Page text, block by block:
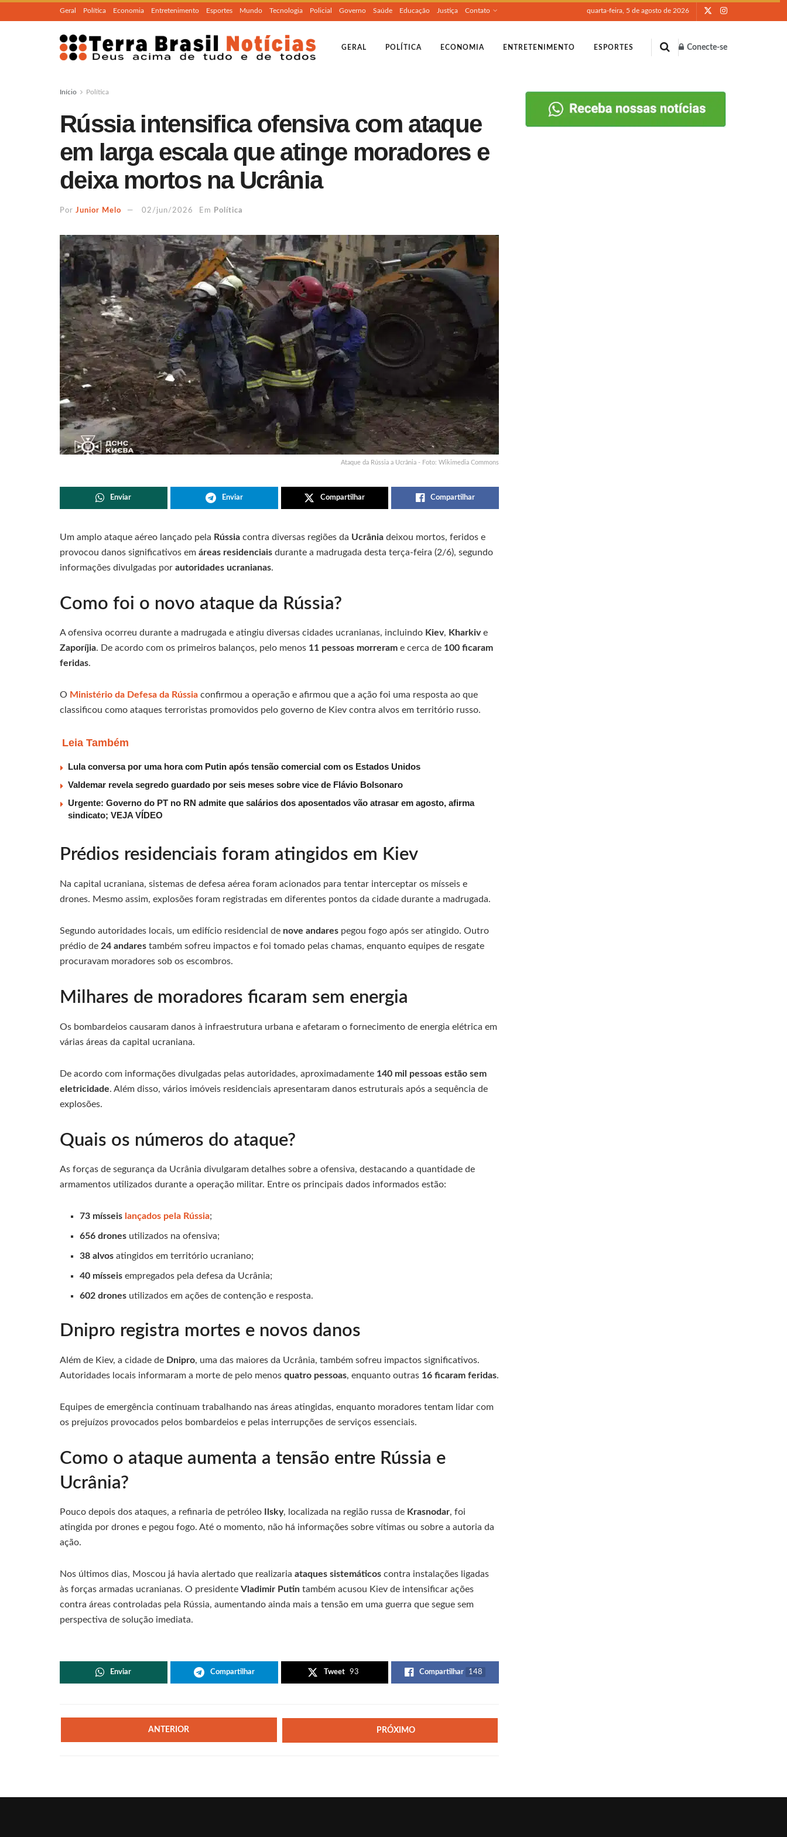
Geral Política Economia Entretenimento Esportes Mundo Tecnologia Policial Governo Saúde Educação Justiça Contato quarta-feira, 5 de agosto de 2026
GERAL POLÍTICA ECONOMIA ENTRETENIMENTO ESPORTES Conecte-se
Início Política
Rússia intensifica ofensiva com ataque
em larga escala que atinge moradores e
deixa mortos na Ucrânia
Por Junior Melo 02/jun/2026 Em Política
Ataque da Rússia a Ucrânia - Foto: Wikimedia Commons
Enviar Enviar Compartilhar Compartilhar
Um amplo ataque aéreo lançado pela Rússia contra diversas regiões da Ucrânia deixou mortos, feridos e
provocou danos significativos em áreas residenciais durante a madrugada desta terça-feira (2/6), segundo
informações divulgadas por autoridades ucranianas.
Como foi o novo ataque da Rússia?
A ofensiva ocorreu durante a madrugada e atingiu diversas cidades ucranianas, incluindo Kiev, Kharkive
Zaporíjia. De acordo com os primeiros balanços, pelo menos 11 pessoas morreram e cerca de 100 ficaram
feridas.
O Ministério da Defesa da Rússia confirmou a operação e afirmou que a ação foi uma resposta ao que
classificou como ataques terroristas promovidos pelo governo de Kiev contra alvos em território russo.
Leia Também
Lula conversa por uma hora com Putin após tensão comercial com os Estados Unidos
Valdemar revela segredo guardado por seis meses sobre vice de Flávio Bolsonaro
Urgente: Governo do PT no RN admite que salários dos aposentados vão atrasar em agosto, afirma
sindicato; VEJA VÍDEO
Prédios residenciais foram atingidos em Kiev
Na capital ucraniana, sistemas de defesa aérea foram acionados para tentar interceptar os mísseis e
drones. Mesmo assim, explosões foram registradas em diferentes pontos da cidade durante a madrugada.
Segundo autoridades locais, um edifício residencial de nove andares pegou fogo após ser atingido. Outro
prédio de 24 andares também sofreu impactos e foi tomado pelas chamas, enquanto equipes de resgate
procuravam moradores sob os escombros.
Milhares de moradores ficaram sem energia
Os bombardeios causaram danos à infraestrutura urbana e afetaram o fornecimento de energia elétrica em
várias áreas da capital ucraniana.
De acordo com informações divulgadas pelas autoridades, aproximadamente 140 mil pessoas estão sem
eletricidade. Além disso, vários imóveis residenciais apresentaram danos estruturais após a sequência de
explosões.
Quais os números do ataque?
As forças de segurança da Ucrânia divulgaram detalhes sobre a ofensiva, destacando a quantidade de
armamentos utilizados durante a operação militar. Entre os principais dados informados estão:
73 mísseis lançados pela Rússia;
656 drones utilizados na ofensiva;
38 alvos atingidos em território ucraniano;
40 mísseis empregados pela defesa da Ucrânia;
602 drones utilizados em ações de contenção e resposta.
Dnipro registra mortes e novos danos
Além de Kiev, a cidade de Dnipro, uma das maiores da Ucrânia, também sofreu impactos significativos.
Autoridades locais informaram a morte de pelo menos quatro pessoas, enquanto outras 16 ficaram feridas.
Equipes de emergência continuam trabalhando nas áreas atingidas, enquanto moradores tentam lidar com
os prejuízos provocados pelos bombardeios e pelas interrupções de serviços essenciais.
Como o ataque aumenta a tensão entre Rússia e
Ucrânia?
Pouco depois dos ataques, a refinaria de petróleo Ilsky, localizada na região russa de Krasnodar, foi
atingida por drones e pegou fogo. Até o momento, não há informações sobre vítimas ou sobre a autoria da
ação.
Nos últimos dias, Moscou já havia alertado que realizaria ataques sistemáticos contra instalações ligadas
às forças armadas ucranianas. O presidente Vladimir Putin também acusou Kiev de intensificar ações
contra áreas controladas pela Rússia, aumentando ainda mais a tensão em uma guerra que segue sem
perspectiva de solução imediata.
Enviar Compartilhar Tweet 93 Compartilhar 148
ANTERIOR PRÓXIMO